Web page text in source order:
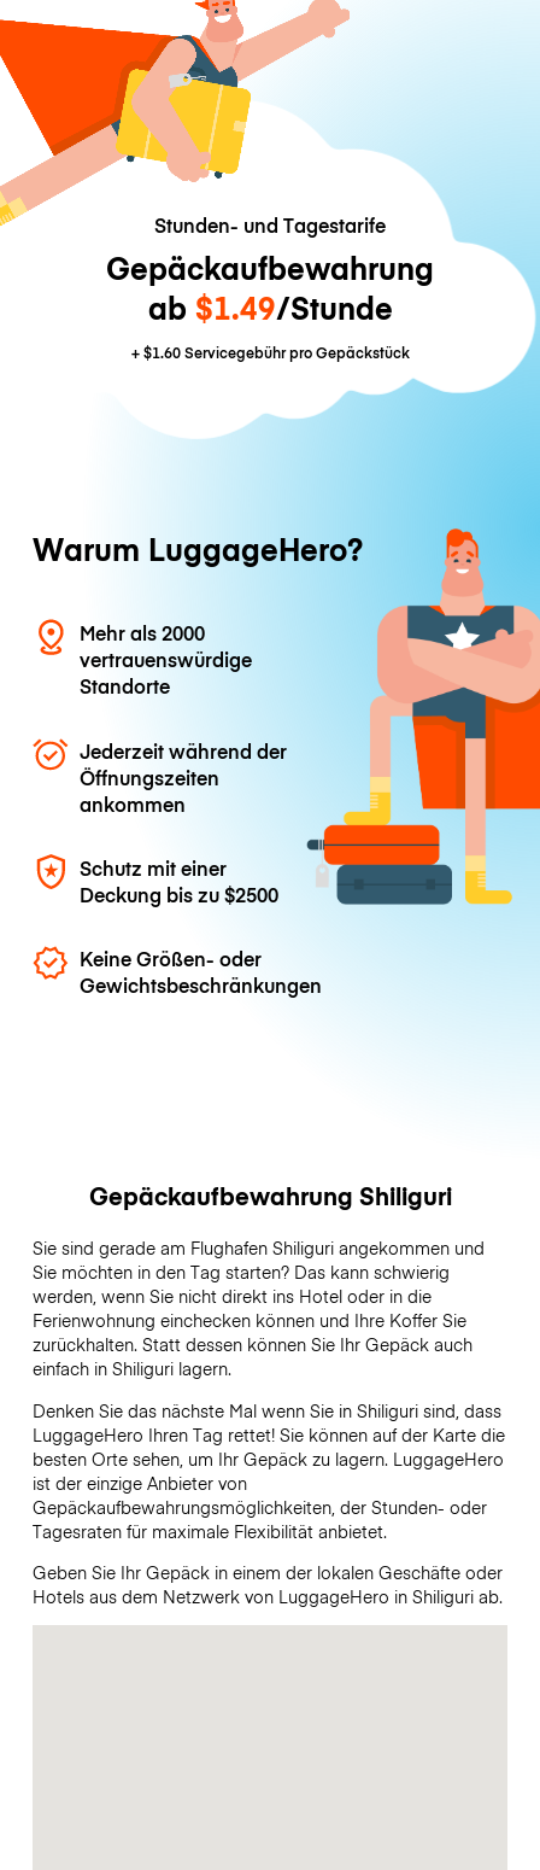
Stunden- und Tagestarife
Gepäckaufbewahrung
ab $1.49/Stunde
+$1.60Servicegebühr pro Gepäckstück
Warum LuggageHero?
Mehr als 2000
vertrauenswürdige
Standorte
Jederzeit während der
Öffnungszeiten
ankommen
Schutz mit einer
Deckung bis zu$2500
Keine Größen- oder
Gewichtsbeschränkungen
Gepäckaufbewahrung Shiliguri
Sie sind gerade am Flughafen Shiliguri angekommen und
Sie möchten in den Tag starten? Das kann schwierig
werden, wenn Sie nicht direkt ins Hotel oder in die
Ferienwohnung einchecken können und Ihre Koffer Sie
zurückhalten. Statt dessen können Sie Ihr Gepäck auch
einfach in Shiliguri lagern.
Denken Sie das nächste Mal wenn Sie in Shiliguri sind, dass
LuggageHero Ihren Tag rettet! Sie können auf der Karte die
besten Orte sehen, um Ihr Gepäck zu lagern. LuggageHero
ist der einzige Anbieter von
Gepäckaufbewahrungsmöglichkeiten, der Stunden- oder
Tagesraten für maximale Flexibilität anbietet.
Geben Sie Ihr Gepäck in einem der lokalen Geschäfte oder
Hotels aus dem Netzwerk von LuggageHero in Shiliguri ab.